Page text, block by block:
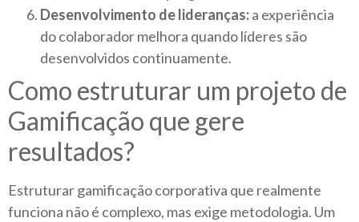
Desenvolvimento de lideranças:a experiência
do colaborador melhora quando líderes são
desenvolvidos continuamente.
Como estruturar um projeto de
Gamificação que gere
resultados?
Estruturar gamificação corporativa que realmente
funciona não é complexo, mas exige metodologia. Um